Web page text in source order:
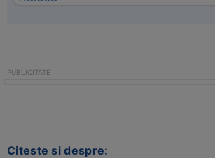
Citeste si despre: